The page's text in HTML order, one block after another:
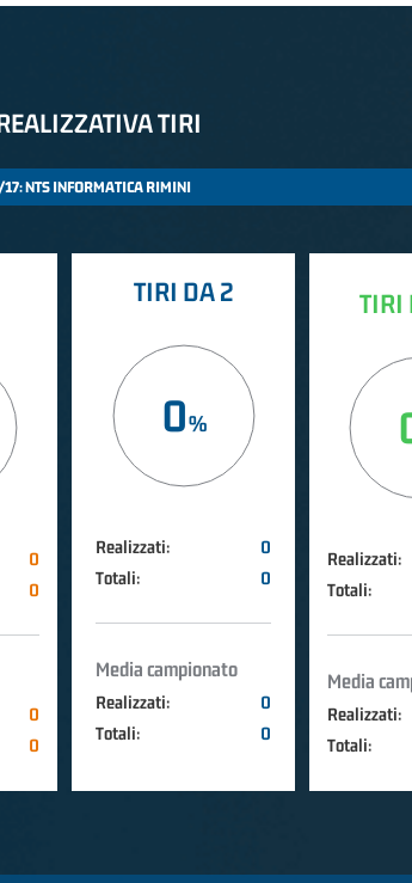
TIRI
0
0
0
0
TIRI DA 2
0
Realizzati:
0
Totali:
0
Media campionato
Realizzati:
0
Totali:
0
TIRI
Realizzati:
Totali:
Media
Realizzati:
Totali: